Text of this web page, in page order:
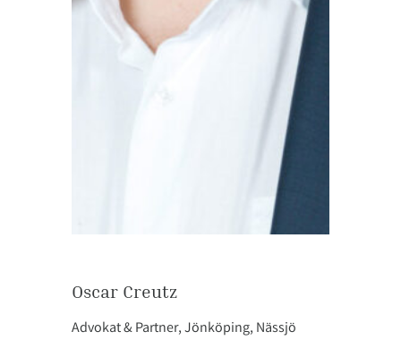
Oscar Creutz
Advokat & Partner, Jönköping, Nässjö